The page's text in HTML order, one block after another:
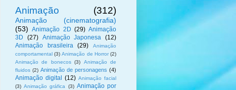
Animação (312)
Animação (cinematografia)
(53) Animação 2D (29) Animação
3D
(27) Animação Japonesa (12)
Animação brasileira
(29)
Animação
comportamental (3) Animação de Horror (2)
Animação de bonecos (3)
Animação de
fluidos (2) Animação de personagens (4)
Animação digital (12) Animação facial
(3) Animação gráfica (3) Animação por